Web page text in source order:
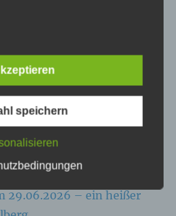
29.06.2026 – ein heißer
Daten
Daten sind alle
auf eine identifizierte
natürliche Person (im
natürliche Person
oder indirekt,
speichern